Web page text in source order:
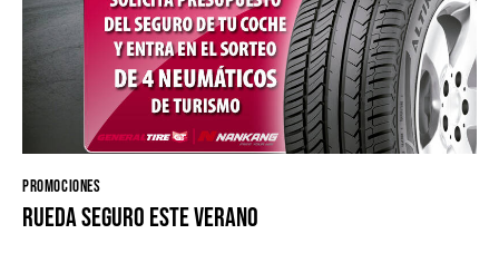
PROMOCIONES
Rueda seguro este verano